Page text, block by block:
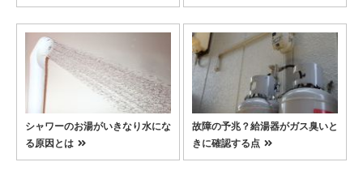
シャワーのお湯がいきなり水にな
る原因とは
故障の予兆？給湯器がガス臭いと
きに確認する点